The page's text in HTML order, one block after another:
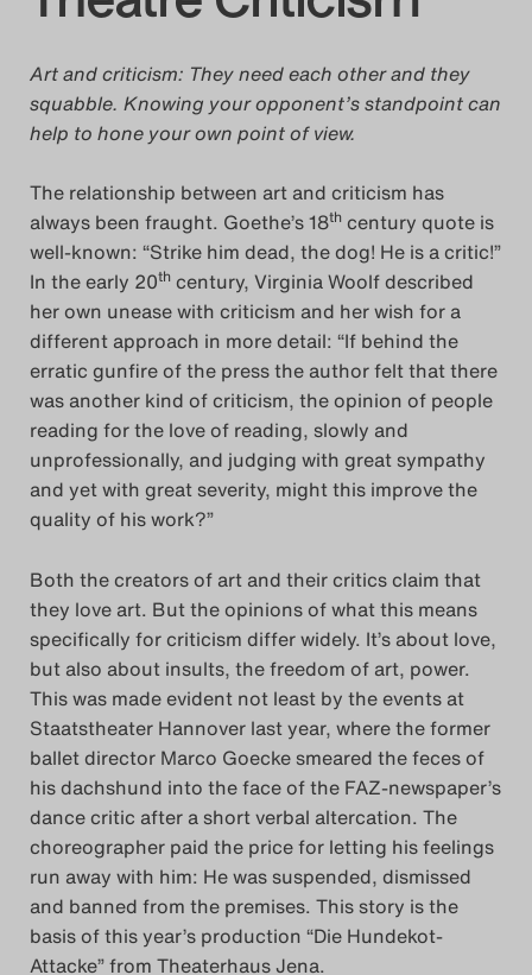
Art and criticism: They need each other and they
squabble. Knowing your opponent’s standpoint can
help to hone your own point of view.
The relationship between art and criticism has
always been fraught. Goethe’s 18th century quote is
well-known: “Strike him dead, the dog! He is a critic!”
In the early 20th century, Virginia Woolf described
her own unease with criticism and her wish for a
different approach in more detail: “If behind the
erratic gunfire of the press the author felt that there
was another kind of criticism, the opinion of people
reading for the love of reading, slowly and
unprofessionally, and judging with great sympathy
and yet with great severity, might this improve the
quality of his work?”
Both the creators of art and their critics claim that
they love art. But the opinions of what this means
specifically for criticism differ widely. It’s about love,
but also about insults, the freedom of art, power.
This was made evident not least by the events at
Staatstheater Hannover last year, where the former
ballet director Marco Goecke smeared the feces of
his dachshund into the face of the FAZ-newspaper’s
dance critic after a short verbal altercation. The
choreographer paid the price for letting his feelings
run away with him: He was suspended, dismissed
and banned from the premises. This story is the
basis of this year’s production “Die Hundekot-
Attacke” from Theaterhaus Jena.